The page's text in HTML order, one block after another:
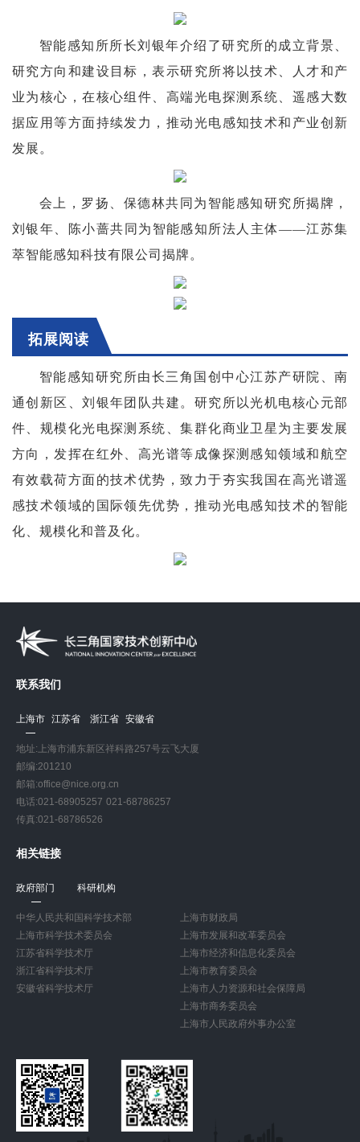
智能感知所所长刘银年介绍了研究所的成立背景、
研究方向和建设目标，表示研究所将以技术、人才和产
业为核心，在核心组件、高端光电探测系统、遥感大数
据应用等方面持续发力，推动光电感知技术和产业创新
发展。
会上， 罗扬、保德林共同为智能感知研究所揭牌，
刘银年、陈小蔷共同为智能感知所法人主体——江苏集
萃智能感知科技有限公司揭牌。
拓展阅读
智能感知研究所由长三角国创中心江苏产研院、南
通创新区、刘银年团队共建。研究所以光机电核心元部
件、规模化光电探测系统、集群化商业卫星为主要发展
方向，发挥在红外、高光谱等成像探测感知领域和航空
有效载荷方面的技术优势，致力于夯实我国在高光谱遥
感技术领域的国际领先优势，推动光电感知技术的智能
化、规模化和普及化。
联系我们
上海市 江苏省 浙江省 安徽省
地址:上海市浦东新区祥科路257号云飞大厦
邮编:201210
邮箱:office@nice.org.cn
电话:021-68905257 021-68786257
传真:021-68786526
相关链接
政府部门 科研机构
中华人民共和国科学技术部
上海市科学技术委员会
江苏省科学技术厅
浙江省科学技术厅
安徽省科学技术厅
上海市财政局
上海市发展和改革委员会
上海市经济和信息化委员会
上海市教育委员会
上海市人力资源和社会保障局
上海市商务委员会
上海市人民政府外事办公室